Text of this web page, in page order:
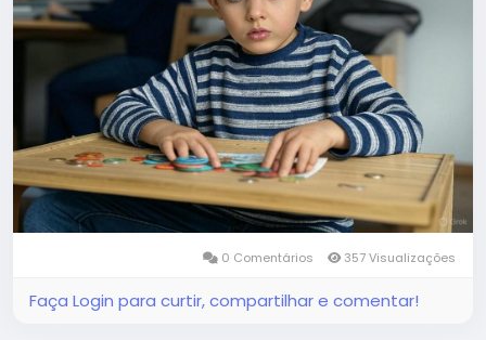
0 Comentários 357 Visualizações
Faça Login para curtir, compartilhar e comentar!